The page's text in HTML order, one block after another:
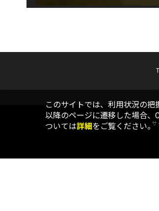
サ
このサイトでは、利用状況の
以降のページに遷移した場合、
ついては詳細をご覧ください。